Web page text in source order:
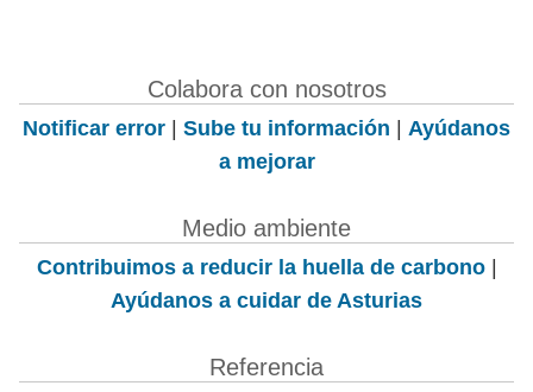
Colabora con nosotros
Notificar error | Sube tu información | Ayúdanos
a mejorar
Medio ambiente
Contribuimos a reducir la huella de carbono|
Ayúdanos a cuidar de Asturias
Referencia